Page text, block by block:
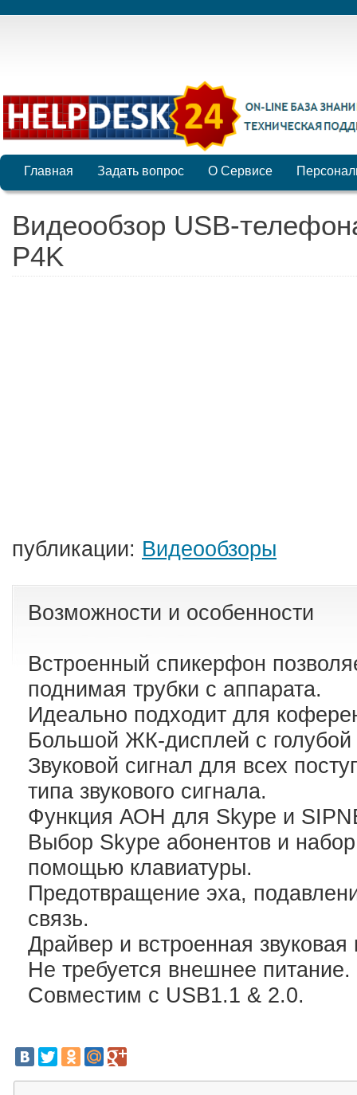
Главная Задать вопрос О Сервисе
Видеообзор USB-
P4K
публикации: Видеообзоры
Возможности и особенности
Встроенный спикерфон
поднимая трубки с аппарата.
Идеально подходит для
Большой ЖК-дисплей с голубой
Звуковой сигнал для всех
типа звукового сигнала.
Функция АОН для Skype и
Выбор Skype абонентов и
помощью клавиатуры.
Предотвращение эха,
связь.
Драйвер и встроенная звуковая
Не требуется внешнее питание.
Совместим с USB1.1 & 2.0.